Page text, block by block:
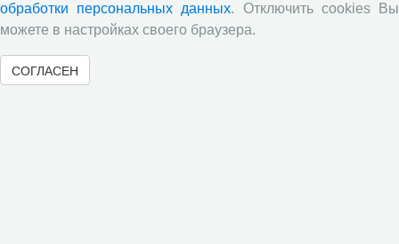
Е.В. Лукин: обзор заметки «Вологодчина
«взлетела» в рейтинге промышленного
производства», газета «Красный север», № 74, 11
июля, 2018 г.
обработки персональных данных. Отключить cookies Вы
можете в настройках своего браузера.
СОГЛАСЕН